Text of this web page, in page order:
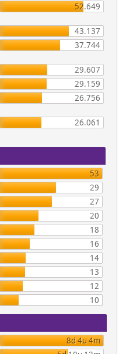
52.649
43.137
37.744
29.607
29.159
26.756
26.061
53
29
27
20
18
16
14
13
12
10
8d 4u 4m